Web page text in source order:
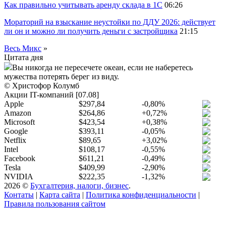
Как правильно учитывать аренду склада в 1С 06:26
Мораторий на взыскание неустойки по ДДУ 2026: действует
ли он и можно ли получить деньги с застройщика 21:15
Весь Микс »
Цитата дня
Вы никогда не пересечете океан, если не наберетесь
мужества потерять берег из виду.
© Христофор Колумб
Акции IT-компаний [07.08]
Apple
$297,84
-0,80%
Amazon
$264,86
+0,72%
Microsoft
$423,54
+0,38%
Google
$393,11
-0,05%
Netflix
$89,65
+3,02%
Intel
$108,17
-0,55%
Facebook
$611,21
-0,49%
Tesla
$409,99
-2,90%
NVIDIA
$222,35
-1,32%
2026 © Бухгалтерия, налоги, бизнес.
Контаты | Карта сайта | Политика конфиденциальности |
Правила пользования сайтом